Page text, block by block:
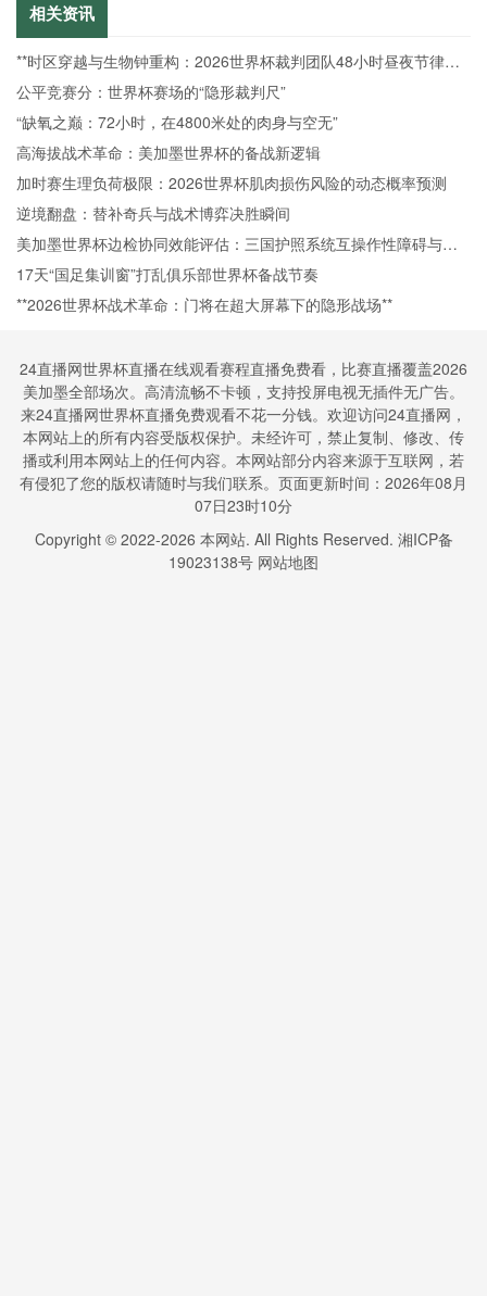
队
相关资讯
**时区穿越与生物钟重构：2026世界杯裁判团队48小时昼夜节律调
控机制研究**
公平竞赛分：世界杯赛场的“隐形裁判尺”
“缺氧之巅：72小时，在4800米处的肉身与空无”
高海拔战术革命：美加墨世界杯的备战新逻辑
加时赛生理负荷极限：2026世界杯肌肉损伤风险的动态概率预测
逆境翻盘：替补奇兵与战术博弈决胜瞬间
美加墨世界杯边检协同效能评估：三国护照系统互操作性障碍与通
关效率提升瓶颈
17天“国足集训窗”打乱俱乐部世界杯备战节奏
**2026世界杯战术革命：门将在超大屏幕下的隐形战场**
24直播网世界杯直播在线观看赛程直播免费看，比赛直播覆盖2026
美加墨全部场次。高清流畅不卡顿，支持投屏电视无插件无广告。
来24直播网世界杯直播免费观看不花一分钱。欢迎访问24直播网，
本网站上的所有内容受版权保护。未经许可，禁止复制、修改、传
播或利用本网站上的任何内容。本网站部分内容来源于互联网，若
有侵犯了您的版权请随时与我们联系。页面更新时间：2026年08月
07日23时10分
Copyright © 2022-2026 本网站. All Rights Reserved. 湘ICP备
19023138号 网站地图